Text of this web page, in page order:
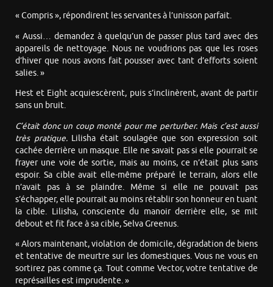
« Compris », répondirent les servantes à l’unisson parfait.
« Aussi… demandez à quelqu’un de passer plus tard avec des
appareils de nettoyage. Nous ne voudrions pas que les roses
d’hiver que nous avons fait pousser avec tant d’efforts soient
salies. »
Hest et Eight acquiescèrent, puis s’inclinèrent, avant de partir
sans un bruit.
C’était donc un coup monté pour me perturber. Mais c’est aussi
très pratique.Lilisha était soulagée que son expression soit
cachée derrière un masque. Elle ne savait pas si elle pourrait se
frayer une voie de sortie, mais au moins, ce n’était plus sans
espoir. Sa cible avait elle-même préparé le terrain, alors elle
n’avait pas à se plaindre. Même si elle ne pouvait pas
s’échapper, elle pourrait au moins rétablir son honneur en tuant
la cible. Lilisha, consciente du manoir derrière elle, se mit
debout et fit face à sa cible, Selva Greenus.
« Alors maintenant, violation de domicile, dégradation de biens
et tentative de meurtre sur les domestiques. Vous ne vous en
sortirez pas comme ça. Tout comme Vector, votre tentative de
représailles est imprudente. »